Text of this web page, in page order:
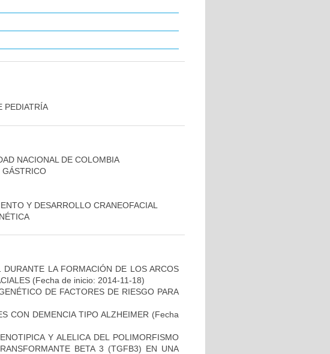
PEDIATRÍA
NACIONAL DE COLOMBIA
GÁSTRICO
Y DESARROLLO CRANEOFACIAL
LA FORMACIÓN DE LOS ARCOS
(Fecha de inicio: 2014-11-18)
DE FACTORES DE RIESGO PARA
CON DEMENCIA TIPO ALZHEIMER (Fecha
Y ALELICA DEL POLIMORFISMO
BETA 3 (TGFB3) EN UNA